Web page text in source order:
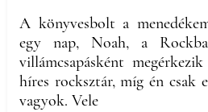
A könyvesbolt a
egy nap, Noah, a
villámcsapásként
híres rocksztár, míg én csak
vagyok. Vele